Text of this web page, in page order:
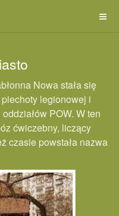
Nowa stała się
legionowej i
POW. W ten
ćwiczebny, liczący
czasie powstała nazwa